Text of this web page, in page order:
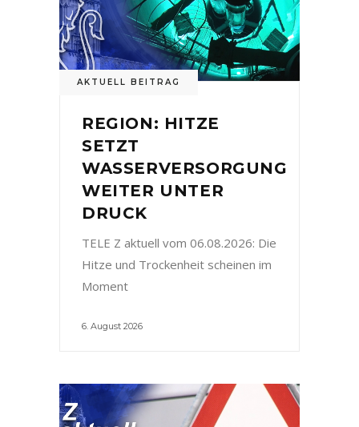
AKTUELL BEITRAG
REGION: HITZE
SETZT
WASSERVERSORGUNG
WEITER UNTER
DRUCK
TELE Z aktuell vom 06.08.2026: Die
Hitze und Trockenheit scheinen im
Moment
6. August 2026